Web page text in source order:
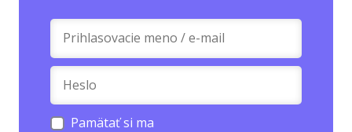
Pamätať si ma